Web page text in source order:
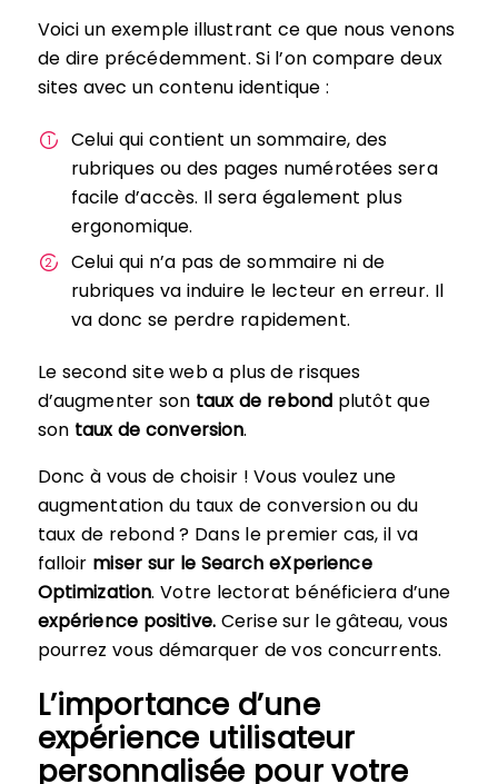
Voici un exemple illustrant ce que nous venons
de dire précédemment. Si l’on compare deux
sites avec un contenu identique :
Celui qui contient un sommaire, des
rubriques ou des pages numérotées sera
facile d’accès. Il sera également plus
ergonomique.
Celui qui n’a pas de sommaire ni de
rubriques va induire le lecteur en erreur. Il
va donc se perdre rapidement.
Le second site web a plus de risques
d’augmenter son taux de rebond plutôt que
son taux de conversion.
Donc à vous de choisir ! Vous voulez une
augmentation du taux de conversion ou du
taux de rebond ? Dans le premier cas, il va
falloir miser sur le Search eXperience
Optimization. Votre lectorat bénéficiera d’une
expérience positive. Cerise sur le gâteau, vous
pourrez vous démarquer de vos concurrents.
L’importance d’une
expérience utilisateur
personnalisée pour votre